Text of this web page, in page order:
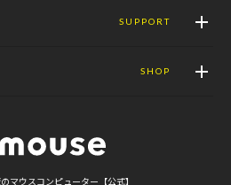
SUPPORT
SHOP
マウスコンピューター【公式】